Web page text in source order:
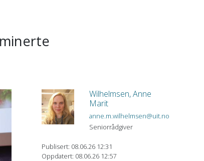
Wilhelmsen, Anne
Marit
anne.m.wilhelmsen@uit.no
Seniorrådgiver
Publisert: 08.06.26 12:31
Oppdatert: 08.06.26 12:57